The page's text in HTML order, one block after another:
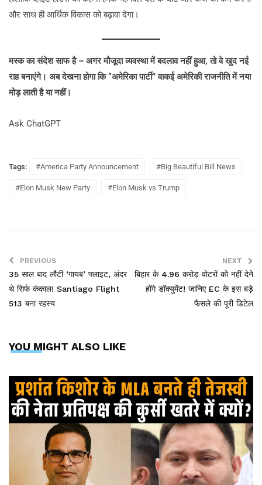
और साथ ही आर्थिक विकास को बढ़ावा देगा।
मस्क का संदेश साफ है – अगर मौजूदा व्यवस्था में बदलाव नहीं हुआ, तो वे खुद नई
राह बनाएंगे। अब देखना होगा कि “अमेरिका पार्टी” वाकई अमेरिकी राजनीति में नया
मोड़ लाती है या नहीं।
Ask ChatGPT
Tags: #America Party Announcement #Big Beautiful Bill News
#Elon Musk New Party #Elon Musk vs Trump
PREVIOUS
35 साल बाद लौटी ‘गायब’ फ्लाइट, अंदर
थे सिर्फ कंकाल! Santiago Flight
513 बना रहस्य
NEXT
बिहार के 4.96 करोड़ वोटरों को नहीं देने
होंगे डॉक्युमेंट! जानिए EC के इस बड़े
फैसले की पूरी डिटेल
YOU MIGHT ALSO LIKE